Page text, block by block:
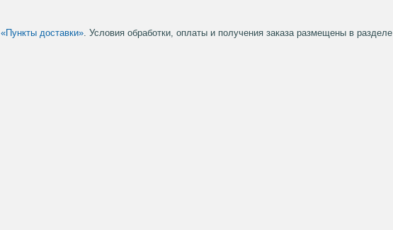
«Пункты доставки». Условия обработки, оплаты и получения заказа размещены в разделе